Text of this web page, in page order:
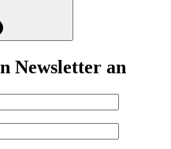
Newsletter an